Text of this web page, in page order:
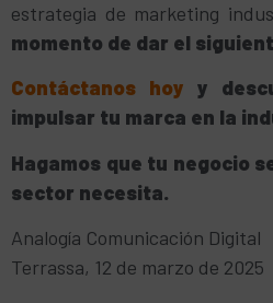
estrategia de marketing
momento de dar el
Contáctanos hoy y
impulsar tu marca en la
Hagamos que tu negocio
sector necesita.
Analogía Comunicación Digital
Terrassa, 12 de marzo de 2025